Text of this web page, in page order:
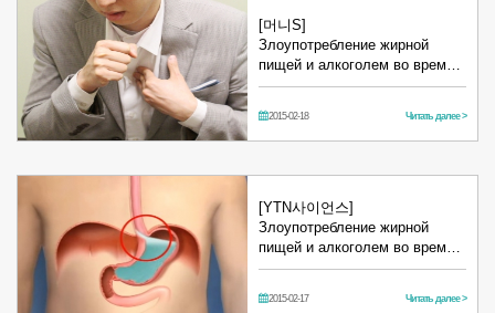
[머니S]
Злоупотребление жирной
пищей и алкоголем во врем…
2015-02-18 Читать далее >
[YTN사이언스]
Злоупотребление жирной
пищей и алкоголем во врем…
2015-02-17 Читать далее >